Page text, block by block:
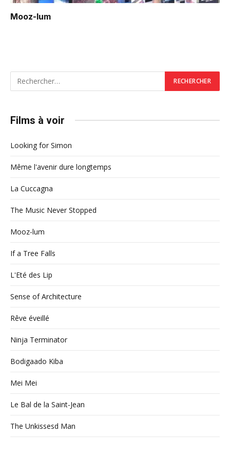
Mooz-lum
Films à voir
Looking for Simon
Même l'avenir dure longtemps
La Cuccagna
The Music Never Stopped
Mooz-lum
If a Tree Falls
L'Eté des Lip
Sense of Architecture
Rêve éveillé
Ninja Terminator
Bodigaado Kiba
Mei Mei
Le Bal de la Saint-Jean
The Unkissesd Man